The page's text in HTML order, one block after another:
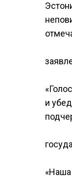
и
«Наша